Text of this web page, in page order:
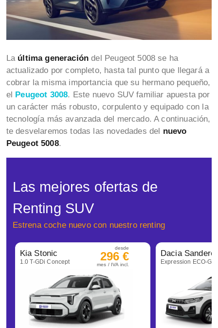
La última generación del Peugeot 5008 se ha
actualizado por completo, hasta tal punto que llegará a
cobrar la misma importancia que su hermano pequeño,
el
Peugeot 3008. Este nuevo SUV familiar apuesta por
un carácter más robusto, corpulento y equipado con la
tecnología más avanzada del mercado. A continuación,
te desvelaremos todas las novedades del nuevo
Peugeot 5008.
Las mejores ofertas de
Renting SUV
Estrena coche nuevo con nuestro renting
Kia Stonic
1.0 T-GDi Concept
desde
296 €
mes / IVA incl.